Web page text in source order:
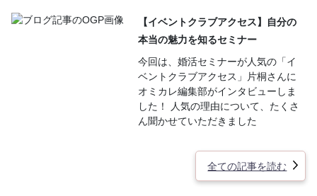
【イベントクラブアクセス】自分の
本当の魅力を知るセミナー
今回は、婚活セミナーが人気の「イ
ベントクラブアクセス」片桐さんに
オミカレ編集部がインタビューしま
した！ 人気の理由について、たくさ
ん聞かせていただきました
全ての記事を読む